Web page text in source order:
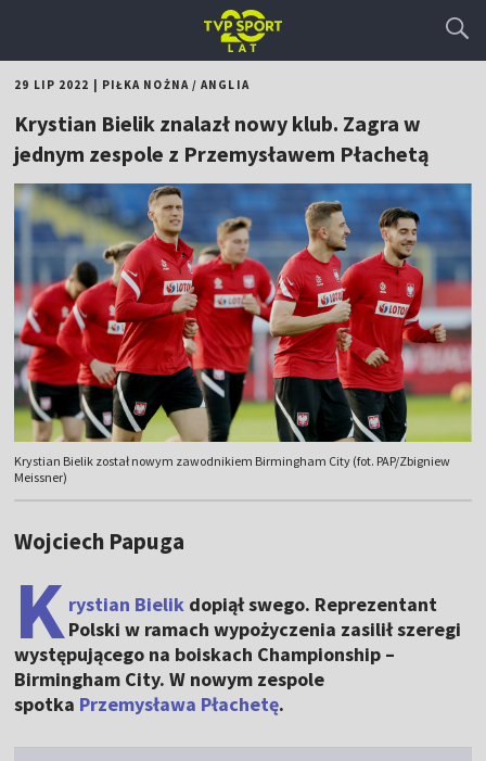
29 LIP 2022 PIŁKA NOŻNA/ANGLIA
Krystian Bielik znalazł nowy klub. Zagra w
jednym zespole z Przemysławem Płachetą
Krystian Bielik został nowym zawodnikiem Birmingham City (fot. PAP/Zbigniew
Meissner)
Wojciech Papuga
Krystian Bielik dopiął swego. Reprezentant
Polski w ramach wypożyczenia zasilił szeregi
występującego na boiskach Championship –
Birmingham City. W nowym zespole
spotka Przemysława Płachetę.